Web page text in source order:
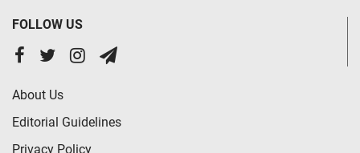
FOLLOW US
About Us
Editorial Guidelines
Privacy Policy